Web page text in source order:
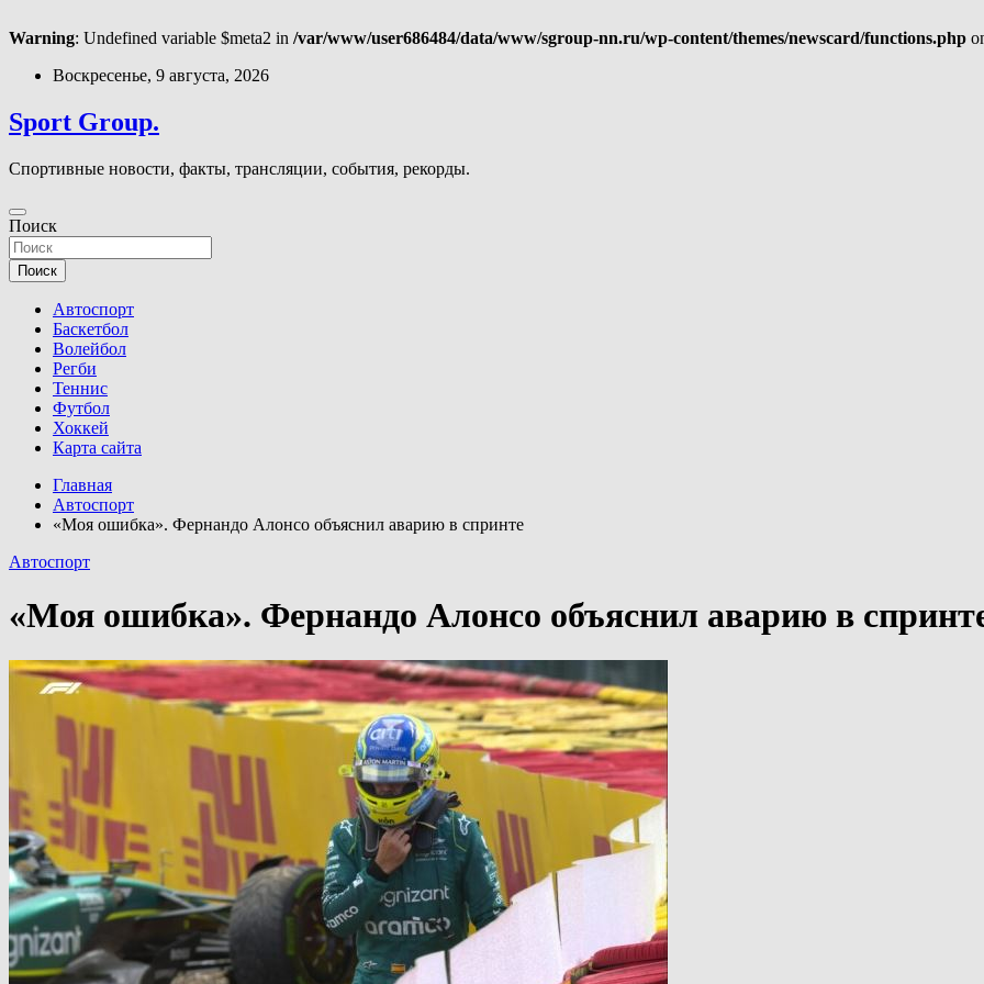
Warning: Undefined variable $meta2 in /var/www/user686484/data/www/sgroup-nn.ru/wp-content/themes/newscard/functions.php
Перейти
содержимому
Воскресенье, 9 августа, 2026
Sport Group.
Спортивные новости, факты, трансляции, события, рекорды.
Поиск
Поиск
Автоспорт
Баскетбол
Волейбол
Регби
Теннис
Футбол
Хоккей
Карта сайта
Главная
Автоспорт
«Моя ошибка». Фернандо Алонсо объяснил аварию в спринте
Автоспорт
«Моя ошибка». Фернандо Алонсо объяснил аварию в